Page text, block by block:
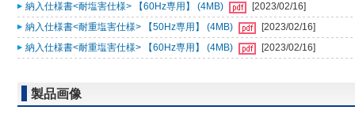
納入仕様書<耐塩害仕様> 【60Hz専用】 (4MB)
[2023/02/16]
納入仕様書<耐重塩害仕様> 【50Hz専用】 (4MB)
[2023/02/16]
納入仕様書<耐重塩害仕様> 【60Hz専用】 (4MB)
[2023/02/16]
製品画像